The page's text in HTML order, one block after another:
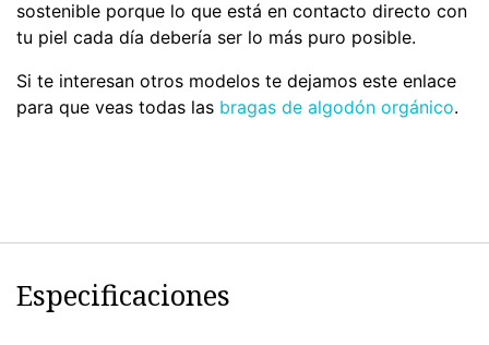
sostenible porque lo que está en contacto directo con
tu piel cada día debería ser lo más puro posible.
Si te interesan otros modelos te dejamos este enlace
para que veas todas las bragas de algodón orgánico.
Especificaciones